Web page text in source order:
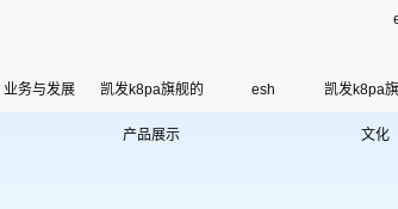
业务与发展 凯发k8pa旗舰的
产品展示
esh
esh
凯发k8pa
文化